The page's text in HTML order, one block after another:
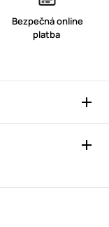
Bezpečná online
platba